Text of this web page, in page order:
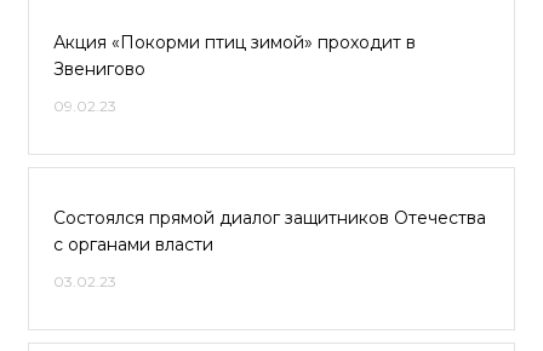
Акция «Покорми птиц зимой» проходит в
Звенигово
09.02.23
Состоялся прямой диалог защитников Отечества
с органами власти
03.02.23